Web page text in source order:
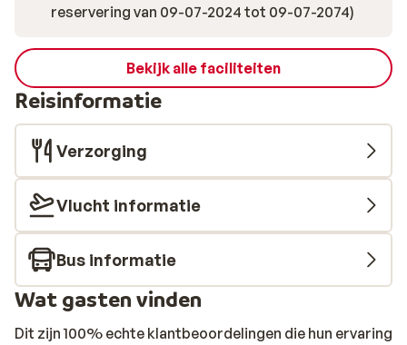
reservering van 09-07-2024 tot 09-07-2074)
Bekijk alle faciliteiten
Reisinformatie
Verzorging
Vlucht informatie
Bus informatie
Wat gasten vinden
Dit zijn 100% echte klantbeoordelingen die hun ervaring